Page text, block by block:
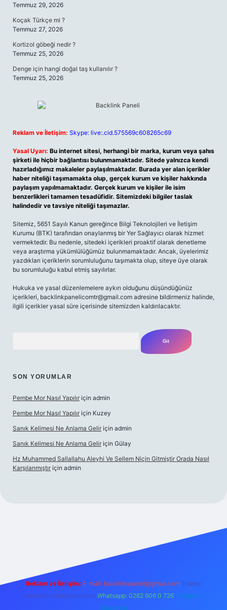
Temmuz 29, 2026
Koçak Türkçe mi ?
Temmuz 27, 2026
Kortizol göbeği nedir ?
Temmuz 25, 2026
Denge için hangi doğal taş kullanılır ?
Temmuz 25, 2026
Reklam ve İletişim: Skype: live:.cid.575569c608265c69
Yasal Uyarı: Bu internet sitesi, herhangi bir marka, kurum veya şahıs
şirketi ile hiçbir bağlantısı bulunmamaktadır. Sitede yalnızca kendi
hazırladığımız makaleler paylaşılmaktadır. Burada yer alan içerikler
haber niteliği taşımamakta olup, gerçek kurum ve kişiler hakkında
paylaşım yapılmamaktadır. Gerçek kurum ve kişiler ile isim
benzerlikleri tamamen tesadüfidir. Sitemizdeki bilgiler taslak
halindedir ve tavsiye niteliği taşımazlar.
Sitemiz, 5651 Sayılı Kanun gereğince Bilgi Teknolojileri ve İletişim
Kurumu (BTK) tarafından onaylanmış bir Yer Sağlayıcı olarak hizmet
vermektedir. Bu nedenle, sitedeki içerikleri proaktif olarak denetleme
veya araştırma yükümlülüğümüz bulunmamaktadır. Ancak, üyelerimiz
yazdıkları içeriklerin sorumluluğunu taşımakta olup, siteye üye olarak
bu sorumluluğu kabul etmiş sayılırlar.
Hukuka ve yasal düzenlemelere aykırı olduğunu düşündüğünüz
içerikleri, backlinkpanelicomtr@gmail.com adresine bildirmeniz halinde,
ilgili içerikler yasal süre içerisinde sitemizden kaldırılacaktır.
SON YORUMLAR
Pembe Mor Nasıl Yapılır için admin
Pembe Mor Nasıl Yapılır için Kuzey
Sanık Kelimesi Ne Anlama Gelir için admin
Sanık Kelimesi Ne Anlama Gelir için Gülay
Hz Muhammed Sallallahu Aleyhi Ve Sellem Niçin Gitmiştir Orada Nasıl
Karşılanmıştır için admin
Reklam ve İletişim: E-mail: backlinkpaneli@gmail.com Teams:
forumhizmeti@gmail.com Whatsapp: 0262 606 0 726 Telegram:
@karabul